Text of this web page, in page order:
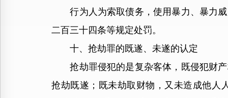
行为人为索取债务，使用暴力、暴力威
二百三十四条等规定处罚。
十、抢劫罪的既遂、未遂的认定
抢劫罪侵犯的是复杂客体，既侵犯财产
抢劫既遂；既未劫取财物，又未造成他人